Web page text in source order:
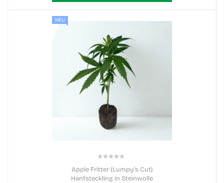
NEU
Apple Fritter (Lumpy's Cut)
Hanfsteckling in Steinwolle